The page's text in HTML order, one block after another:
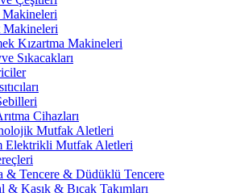
Makineleri
Makineleri
Kızartma Makineleri
Sıkacakları
Cihazları
Mutfak Aletleri
Elektrikli Mutfak Aletleri
& Tencere & Düdüklü Tencere
& Kaşık & Bıçak Takımları